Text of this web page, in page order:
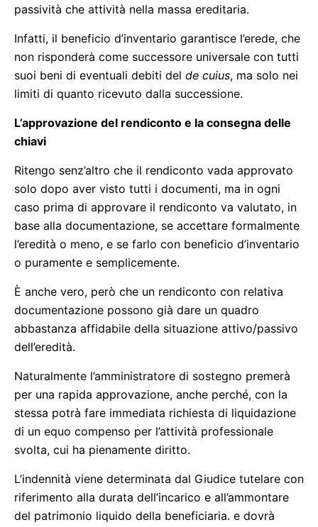
passività che attività nella massa ereditaria.
Infatti, il beneficio d’inventario garantisce l’erede, che
non risponderà come successore universale con tutti
suoi beni di eventuali debiti del de cuius, ma solo nei
limiti di quanto ricevuto dalla successione.
L’approvazione del rendiconto e la consegna delle
chiavi
Ritengo senz’altro che il rendiconto vada approvato
solo dopo aver visto tutti i documenti, ma in ogni
caso prima di approvare il rendiconto va valutato, in
base alla documentazione, se accettare formalmente
l’eredità o meno, e se farlo con beneficio d’inventario
o puramente e semplicemente.
È anche vero, però che un rendiconto con relativa
documentazione possono già dare un quadro
abbastanza affidabile della situazione attivo/passivo
dell’eredità.
Naturalmente l’amministratore di sostegno premerà
per una rapida approvazione, anche perché, con la
stessa potrà fare immediata richiesta di liquidazione
di un equo compenso per l’attività professionale
svolta, cui ha pienamente diritto.
L’indennità viene determinata dal Giudice tutelare con
riferimento alla durata dell’incarico e all’ammontare
del patrimonio liquido della beneficiaria. e dovrà